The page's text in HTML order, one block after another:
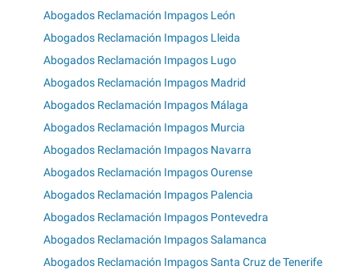
Abogados Reclamación Impagos León
Abogados Reclamación Impagos Lleida
Abogados Reclamación Impagos Lugo
Abogados Reclamación Impagos Madrid
Abogados Reclamación Impagos Málaga
Abogados Reclamación Impagos Murcia
Abogados Reclamación Impagos Navarra
Abogados Reclamación Impagos Ourense
Abogados Reclamación Impagos Palencia
Abogados Reclamación Impagos Pontevedra
Abogados Reclamación Impagos Salamanca
Abogados Reclamación Impagos Santa Cruz de Tenerife